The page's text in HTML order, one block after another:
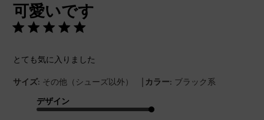
可愛いです
とても気に入りました
サイズ: その他（シューズ以外） | カラー: ブラック系
デザイン